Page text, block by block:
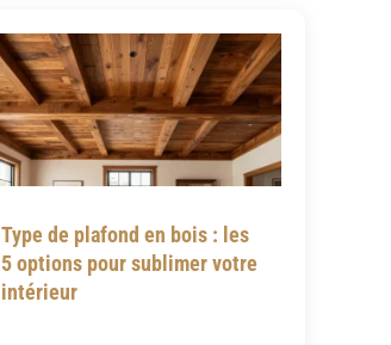
Type de plafond en bois : les
5 options pour sublimer votre
intérieur